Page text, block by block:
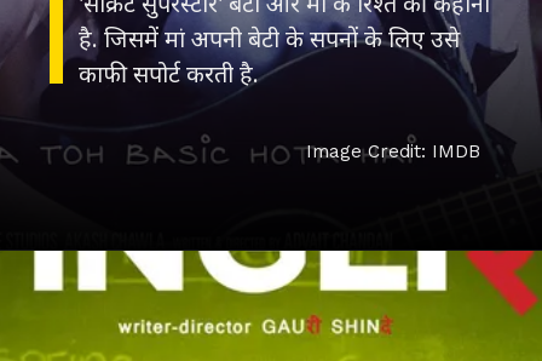
है. जिसमें मां अपनी बेटी के सपनों के लिए उसे
काफी सपोर्ट करती है.
Image Credit: IMDB